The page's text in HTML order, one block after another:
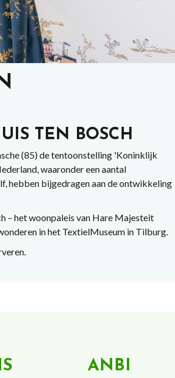
TEN BOSCH
(85) de tentoonstelling 'Koninklijk
waaronder een aantal
hebben bijgedragen aan de ontwikkeling
– het woonpaleis van Hare Majesteit
in het TextielMuseum in Tilburg.
ANBI